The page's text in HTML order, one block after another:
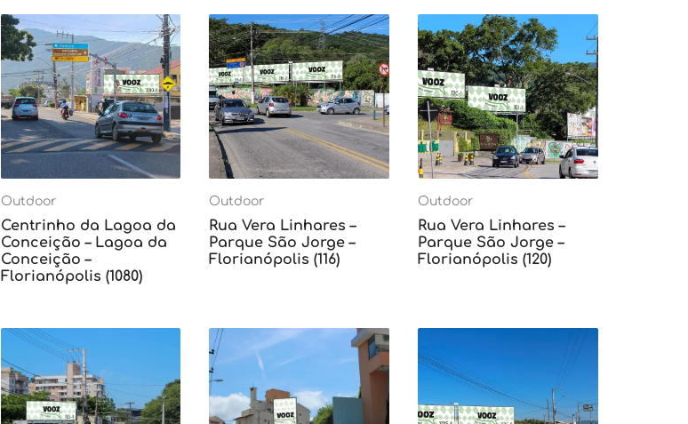
Outdoor
Centrinho da Lagoa da
Conceição – Lagoa da
Conceição –
Florianópolis (1080)
Outdoor
Rua Vera Linhares –
Parque São Jorge –
Florianópolis (116)
Outdoor
Rua Vera Linhares –
Parque São Jorge –
Florianópolis (120)